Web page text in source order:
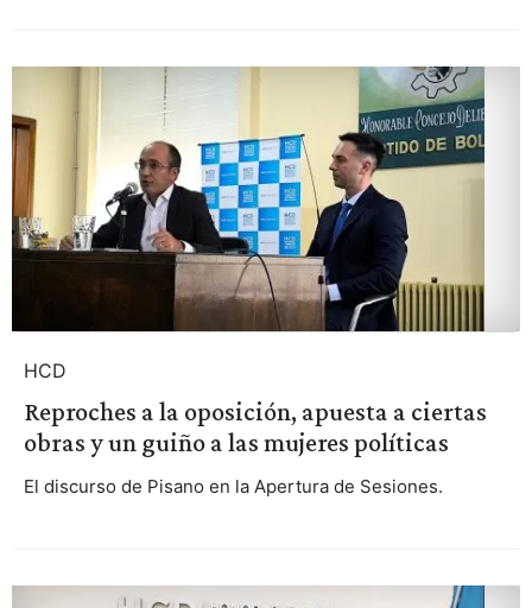
HCD
Reproches a la oposición, apuesta a ciertas
obras y un guiño a las mujeres políticas
El discurso de Pisano en la Apertura de Sesiones.